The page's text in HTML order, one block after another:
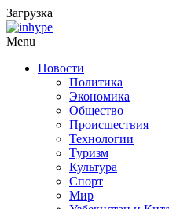
Загрузка
Menu
Новости
Политика
Экономика
Общество
Происшествия
Технологии
Туризм
Культура
Спорт
Мир